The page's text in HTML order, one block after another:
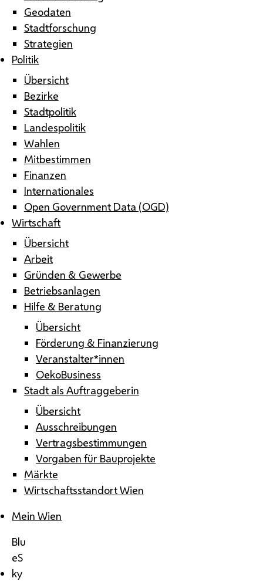
Geodaten
Stadtforschung
Strategien
Politik
Übersicht
Bezirke
Stadtpolitik
Landespolitik
Wahlen
Mitbestimmen
Finanzen
Internationales
Open Government Data (OGD)
Wirtschaft
Übersicht
Arbeit
Gründen & Gewerbe
Betriebsanlagen
Hilfe & Beratung
Übersicht
Förderung & Finanzierung
Veranstalter*innen
OekoBusiness
Stadt als Auftraggeberin
Übersicht
Ausschreibungen
Vertragsbestimmungen
Vorgaben für Bauprojekte
Märkte
Wirtschaftsstandort Wien
Mein Wien
Blu
eS
ky